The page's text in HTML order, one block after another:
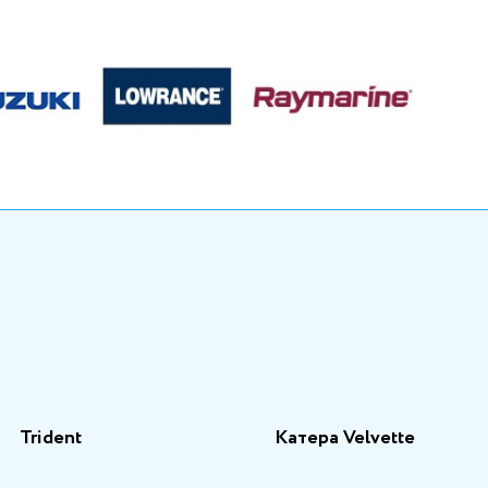
Trident Катера Velvette